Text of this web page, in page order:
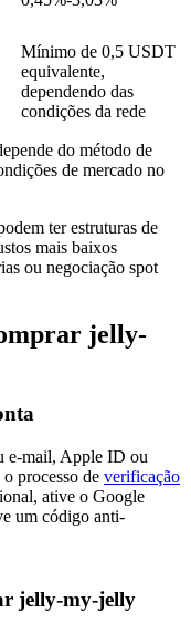
Mínimo de 0,5 USDT
equivalente,
dependendo das
condições da rede
do método de
de mercado no
ter estruturas de
mais baixos
ou negociação spot
jelly-
e-mail, Apple ID ou
processo de verificação
ative o Google
um código anti-
jelly-my-jelly